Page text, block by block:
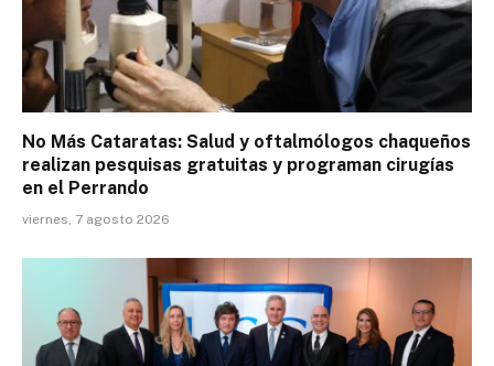
No Más Cataratas: Salud y oftalmólogos chaqueños
realizan pesquisas gratuitas y programan cirugías
en el Perrando
viernes, 7 agosto 2026